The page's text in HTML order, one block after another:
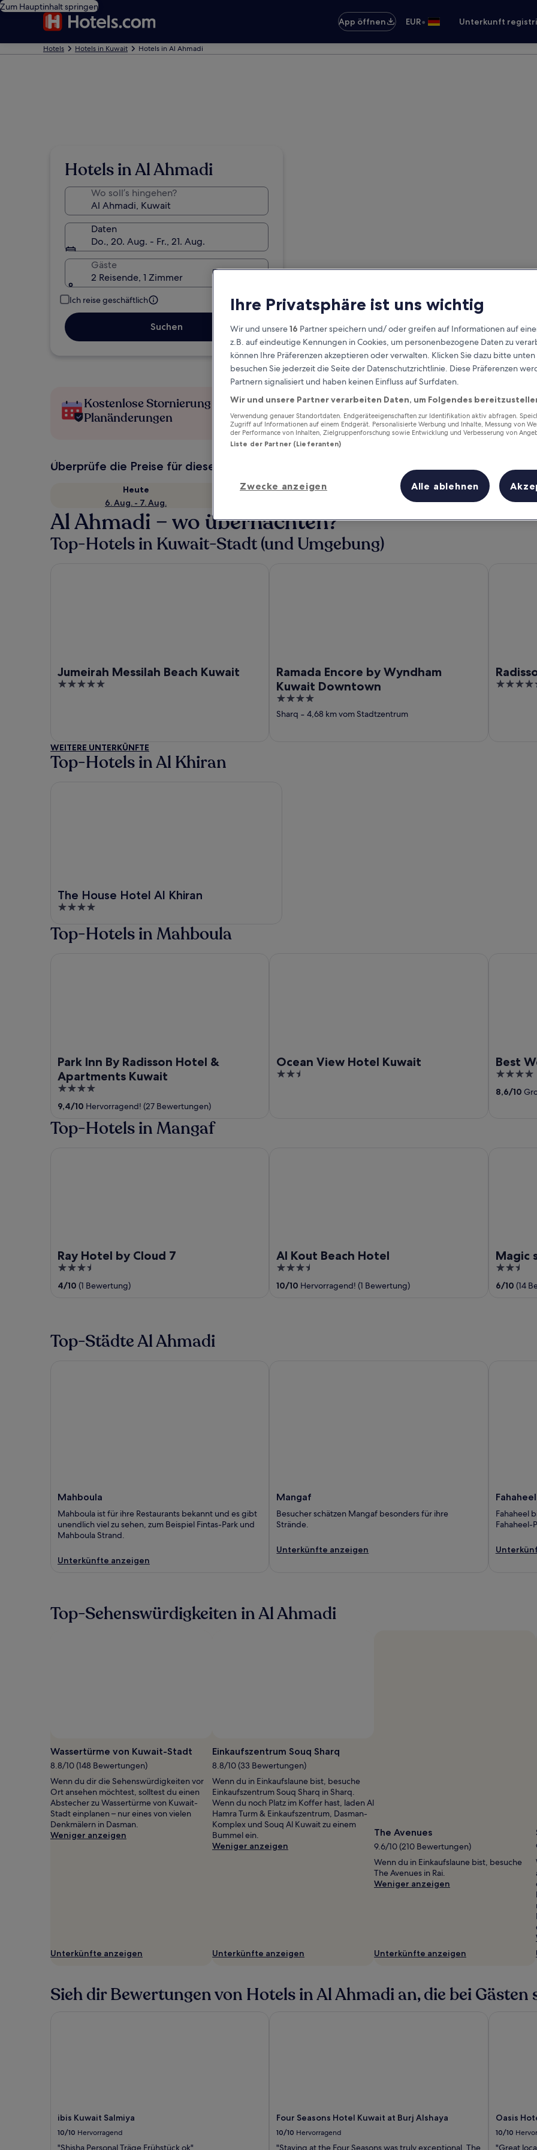
Zum Hauptinhalt springen
App öffnen
EUR• Unterkunft
Hotels Hotels in Kuwait Hotels in Al Ahmadi
Hotels in Al Ahmadi
Wo soll’s hingehen?
Daten
Do., 20. Aug. - Fr., 21. Aug.
Gäste
2 Reisende, 1 Zimmer
Ich reise geschäftlich
Suchen
Kostenlose Stornierung bei
Planänderungen
Verdiene Prämien für jede
wahrgenommene Übernachtung
Überprüfe die Preise für diese Daten
Heute
6. Aug. - 7. Aug.
Morgen
Dieses Wochenende
7. Aug. - 9. Aug.
Al Ahmadi – wo übernachten?
Top-Hotels in Kuwait-Stadt (und Umgebung)
Jumeirah Messilah Beach Kuwait
5
Ramada Encore by Wyndham
Kuwait Downtown
4
out
Sharq ‐ 4,68 km vom Stadtzentrum
5
WEITERE UNTERKÜNFTE
Top-Hotels in Al Khiran
The House Hotel Al Khiran
4
of
Top-Hotels in Mahboula
Park Inn By Radisson Hotel &
Apartments Kuwait
4
out
of
5
9,4/10 Hervorragend! (27 Bewertungen)
Ocean View Hotel Kuwait
2.5
Best
4
out
of
8,6/10
Top-Hotels in Mangaf
Ray Hotel by Cloud 7
3.5
out
4/10 (1 Bewertung)
Al Kout Beach Hotel
3.5
out
10/10 Hervorragend! (1 Bewertung)
Magic
2.5
out
6/10 (14
Top-Städte Al Ahmadi
Mahboula
Mahboula ist für ihre Restaurants bekannt und es gibt
unendlich viel zu sehen, zum Beispiel Fintas-Park und
Mahboula Strand.
Unterkünfte anzeigen
Mangaf
Besucher schätzen Mangaf besonders für ihre
Strände.
Unterkünfte anzeigen
Fahaheel
Fahaheel
Fahaheel-
Top-Sehenswürdigkeiten in Al Ahmadi
Wassertürme von Kuwait-Stadt
8.8/10 (148 Bewertungen)
Wenn du dir die Sehenswürdigkeiten vor
Ort ansehen möchtest, solltest du einen
Abstecher zu Wassertürme von Kuwait-
Stadt einplanen – nur eines von vielen
Denkmälern in Dasman.
Weniger anzeigen
Unterkünfte anzeigen
Einkaufszentrum Souq Sharq
8.8/10 (33 Bewertungen)
Wenn du in Einkaufslaune bist, besuche
Einkaufszentrum Souq Sharq in Sharq.
Wenn du noch Platz im Koffer hast, laden Al
Hamra Turm & Einkaufszentrum, Dasman-
Komplex und Souq Al Kuwait zu einem
Bummel ein.
Weniger anzeigen
Unterkünfte anzeigen
The Avenues
9.6/10 (210 Bewertungen)
Wenn du in Einkaufslaune bist, besuche
The Avenues in Rai.
Weniger anzeigen
Unterkünfte anzeigen
Sieh dir Bewertungen von Hotels in Al Ahmadi an, die bei Gästen
ibis Kuwait Salmiya
10/10 Hervorragend
"Shisha Personal Träge Frühstück ok"
Four Seasons Hotel Kuwait at Burj Alshaya
10/10 Hervorragend
"Staying at the Four Seasons was truly exceptional. The
Oasis
10/10
"Great
Ihre Privatsphäre ist uns wichtig
Wir und unsere16 Partner speichern und/ oder greifen auf Informationen auf
z.B. auf eindeutige Kennungen in Cookies, um personenbezogene Daten zu
können Ihre Präferenzen akzeptieren oder verwalten. Klicken Sie dazu bitte
besuchen Sie jederzeit die Seite der Datenschutzrichtlinie. Diese Präferenzen
Partnern signalisiert und haben keinen Einfluss auf Surfdaten.
Wir und unsere Partner verarbeiten Daten, um Folgendes
Verwendung genauer Standortdaten. Endgeräteeigenschaften zur Identifikation aktiv abfragen.
Zugriff auf Informationen auf einem Endgerät. Personalisierte Werbung und Inhalte, Messung von
der Performance von Inhalten, Zielgruppenforschung sowie Entwicklung und Verbesserung von
Liste der Partner (Lieferanten)
Zwecke anzeigen Alle ablehnen